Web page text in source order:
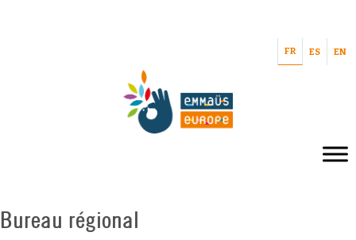
FR ES EN
Bureau régional